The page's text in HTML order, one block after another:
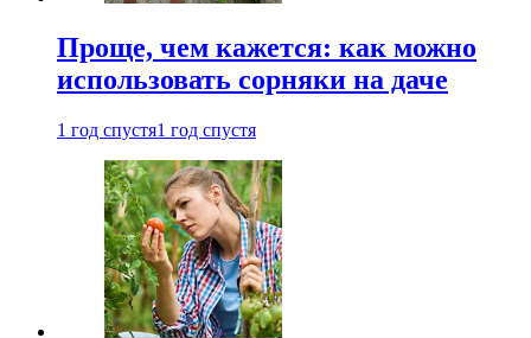
Проще, чем кажется: как можно
использовать сорняки на даче
1 год спустя1 год спустя